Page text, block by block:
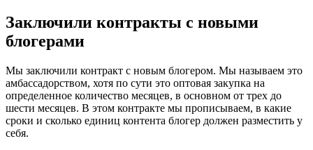
Заключили контракты с новыми
блогерами
Мы заключили контракт с новым блогером. Мы называем это
амбассадорством, хотя по сути это оптовая закупка на
определенное количество месяцев, в основном от трех до
шести месяцев. В этом контракте мы прописываем, в какие
сроки и сколько единиц контента блогер должен разместить у
себя.